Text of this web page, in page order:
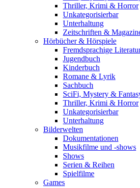
Thriller, Krimi & Horror
Unkategorisierbar
Unterhaltung
Zeitschriften &
Hörbücher & Hörspiele
Fremdsprachige
Jugendbuch
Kinderbuch
Romane & Lyrik
Sachbuch
SciFi, Mystery &
Thriller, Krimi & Horror
Unkategorisierbar
Unterhaltung
Bilderwelten
Dokumentationen
Musikfilme und -shows
Shows
Serien & Reihen
Spielfilme
Games